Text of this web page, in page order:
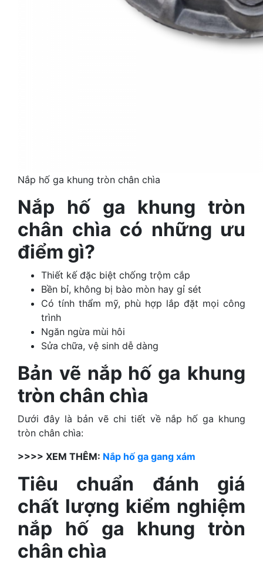
Nắp hố ga khung tròn chân chìa
Nắp hố ga khung tròn
chân chìa có những ưu
điểm gì?
Thiết kế đặc biệt chống trộm cắp
Bền bỉ, không bị bào mòn hay gỉ sét
Có tính thẩm mỹ, phù hợp lắp đặt mọi công
trình
Ngăn ngừa mùi hôi
Sửa chữa, vệ sinh dễ dàng
Bản vẽ nắp hố ga khung
tròn chân chìa
Dưới đây là bản vẽ chi tiết về nắp hố ga khung
tròn chân chìa:
>>>> XEM THÊM: Nắp hố ga gang xám
Tiêu chuẩn đánh giá
chất lượng kiểm nghiệm
nắp hố ga khung tròn
chân chìa